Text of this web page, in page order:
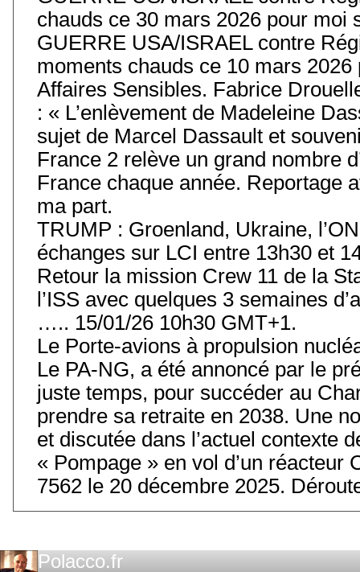
chauds ce 30 mars 2026 pour moi
GUERRE USA/ISRAEL contre
moments chauds ce 10 mars
Affaires Sensibles. Fabrice
: « L’enlèvement de Madeleine
sujet de Marcel Dassault et
France 2 relève un grand nombre
France chaque année. Reportage
ma part.
TRUMP : Groenland, Ukraine,
échanges sur LCI entre 13h30 et
Retour la mission Crew 11 de la
l’ISS avec quelques 3 semaines
….. 15/01/26 10h30 GMT+1.
Le Porte-avions à propulsion
Le PA-NG, a été annoncé par le
juste temps, pour succéder au
prendre sa retraite en 2038. Une
et discutée dans l’actuel contexte
« Pompage » en vol d’un réacteur
7562 le 20 décembre 2025.
Polacco.fr